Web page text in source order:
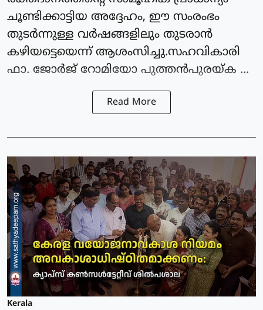
ചൂണ്ടിക്കാട്ടിയ അദ്ദേഹം, ഈ സംരംഭം
തുടർന്നുള്ള വർഷങ്ങളിലും തുടരാൻ
കഴിയട്ടെയെന്ന് ആശംസിച്ചു.സഹവികാരി
ഫാ. ജോർജ് റോമിയോ പുത്തൻപുരയ്ക ...
Read More
Kerala